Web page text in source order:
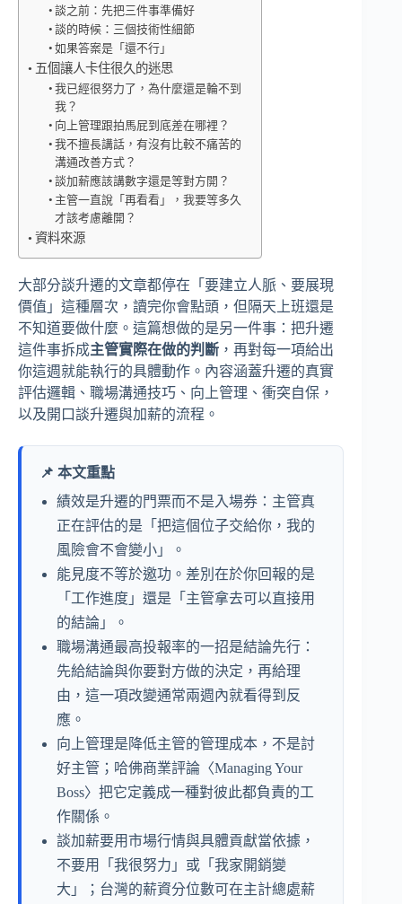
談之前：先把三件事準備好
談的時候：三個技術性細節
如果答案是「還不行」
五個讓人卡住很久的迷思
我已經很努力了，為什麼還是輪不到
我？
向上管理跟拍馬屁到底差在哪裡？
我不擅長講話，有沒有比較不痛苦的
溝通改善方式？
談加薪應該講數字還是等對方開？
主管一直說「再看看」，我要等多久
才該考慮離開？
資料來源
大部分談升遷的文章都停在「要建立人脈、要展現
價值」這種層次，讀完你會點頭，但隔天上班還是
不知道要做什麼。這篇想做的是另一件事：把升遷
這件事拆成主管實際在做的判斷 ，再對每一項給出
你這週就能執行的具體動作。內容涵蓋升遷的真實
評估邏輯、職場溝通技巧、向上管理、衝突自保，
以及開口談升遷與加薪的流程。
📌 本文重點
績效是升遷的門票而不是入場券：主管真
正在評估的是「把這個位子交給你，我的
風險會不會變小」。
能見度不等於邀功。差別在於你回報的是
「工作進度」還是「主管拿去可以直接用
的結論」。
職場溝通最高投報率的一招是結論先行：
先給結論與你要對方做的決定，再給理
由，這一項改變通常兩週內就看得到反
應。
向上管理是降低主管的管理成本，不是討
好主管；哈佛商業評論〈Managing Your
Boss〉把它定義成一種對彼此都負責的工
作關係。
談加薪要用市場行情與具體貢獻當依據，
不要用「我很努力」或「我家開銷變
大」；台灣的薪資分位數可在主計總處薪